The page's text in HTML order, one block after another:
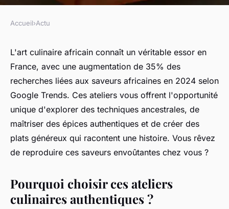
Découvrez les ateliers de
cuisine africaine à montpellier
Alix•7 mars 2026 •7 min de lecture
Accueil›Actu
L'art culinaire africain connaît un véritable essor en
France, avec une augmentation de 35% des
recherches liées aux saveurs africaines en 2024 selon
Google Trends. Ces ateliers vous offrent l'opportunité
unique d'explorer des techniques ancestrales, de
maîtriser des épices authentiques et de créer des
plats généreux qui racontent une histoire. Vous rêvez
de reproduire ces saveurs envoûtantes chez vous ?
Pourquoi choisir ces ateliers
culinaires authentiques ?